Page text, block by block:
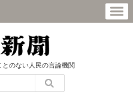
のない人民の言論機関